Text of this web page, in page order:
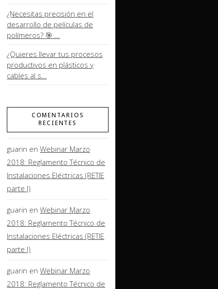
¿Necesitas precisión en el
desarrollo de películas de
polímeros? 🎯 …
¿Quieres llevar tus procesos
productivos en plásticos y
cables al s…
COMENTARIOS
RECIENTES
guarin enWebinar Marzo
2018: Reglamento Técnico de
Instalaciones Eléctricas (RETIE
parte I)
guarin enWebinar Marzo
2018: Reglamento Técnico de
Instalaciones Eléctricas (RETIE
parte I)
guarin enWebinar Marzo
2018: Reglamento Técnico de